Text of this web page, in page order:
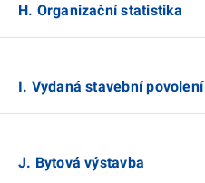
H. Organizační statistika
I. Vydaná stavební povolení
J. Bytová výstavba